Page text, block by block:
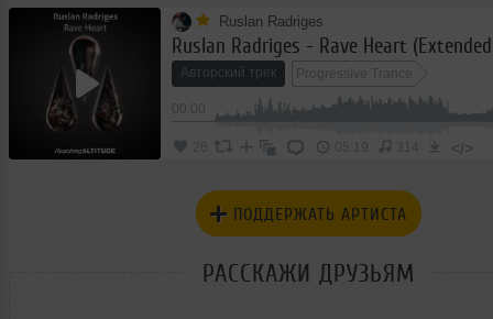
Ruslan Radriges
Ruslan Radriges - Rave Heart
Авторский трек Progressive Trance
26 05:19 314 </>
ПОДДЕРЖАТЬ АРТИСТА
РАССКАЖИ ДРУЗЬЯМ